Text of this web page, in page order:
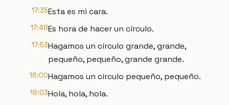
17:35Esta es mi cara.
17:48Es hora de hacer un círculo.
17:53Hagamos un círculo grande, grande,
pequeño, pequeño, grande grande.
18:00Hagamos un círculo pequeño, pequeño.
18:03Hola, hola, hola.